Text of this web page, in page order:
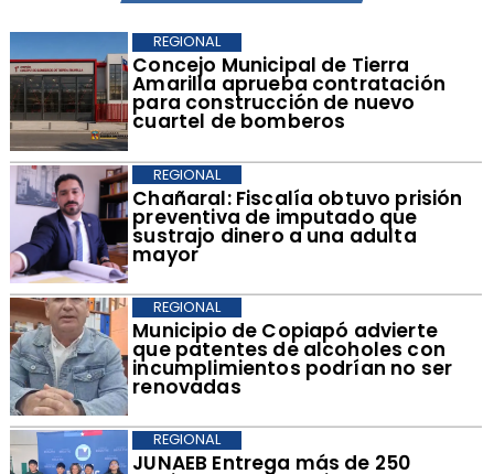
Concejo Municipal de Tierra
Amarilla aprueba contratación
para construcción de nuevo
cuartel de bomberos
REGIONAL
Chañaral: Fiscalía obtuvo prisión
preventiva de imputado que
sustrajo dinero a una adulta
mayor
REGIONAL
Municipio de Copiapó advierte
que patentes de alcoholes con
incumplimientos podrían no ser
renovadas
REGIONAL
​JUNAEB Entrega más de 250
REGIONAL